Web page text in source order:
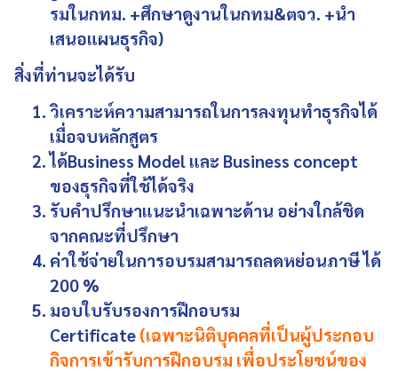
รมในกทม. +ศึกษาดูงานในกทม&ตจว. +นำ
เสนอแผนธุรกิจ)
สิ่งที่ท่านจะได้รับ
วิเคราะห์ความสามารถในการลงทุนทำธุรกิจได้
เมื่อจบหลักสูตร
ได้Business Model และ Business concept
ของธุรกิจที่ใช้ได้จริง
รับคำปรึกษาแนะนำเฉพาะด้าน อย่างใกล้ชิด
จากคณะที่ปรึกษา
ค่าใช้จ่ายในการอบรมสามารถลดหย่อนภาษี ได้
200 %
มอบใบรับรองการฝึกอบรม
Certificate (เฉพาะนิติบุคคลที่เป็นผู้ประกอบ
กิจการเข้ารับการฝึกอบรม เพื่อประโยชน์ของ